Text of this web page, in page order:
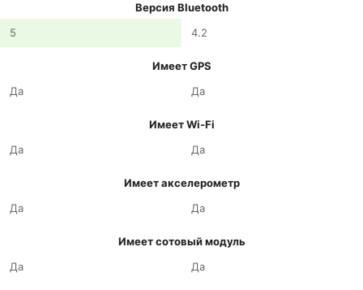
Версия Bluetooth
5
4.2
Имеет GPS
Да
Да
Имеет Wi-Fi
Да
Да
Имеет акселерометр
Да
Да
Имеет сотовый модуль
Да
Да